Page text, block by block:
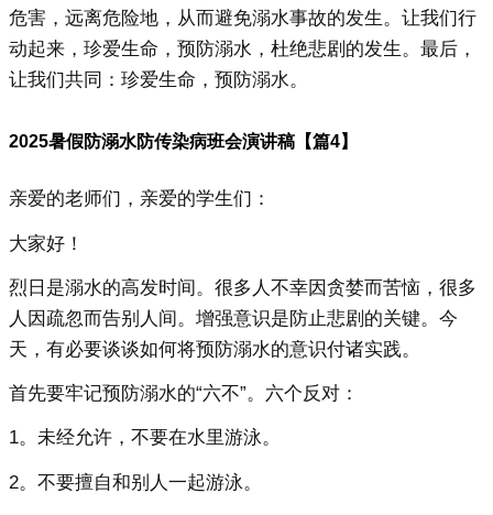
危害，远离危险地，从而避免溺水事故的发生。让我们行
动起来，珍爱生命，预防溺水，杜绝悲剧的发生。最后，
让我们共同：珍爱生命，预防溺水。
2025暑假防溺水防传染病班会演讲稿【篇4】
亲爱的老师们，亲爱的学生们：
大家好！
烈日是溺水的高发时间。很多人不幸因贪婪而苦恼，很多
人因疏忽而告别人间。增强意识是防止悲剧的关键。今
天，有必要谈谈如何将预防溺水的意识付诸实践。
首先要牢记预防溺水的“六不”。六个反对：
1。未经允许，不要在水里游泳。
2。不要擅自和别人一起游泳。